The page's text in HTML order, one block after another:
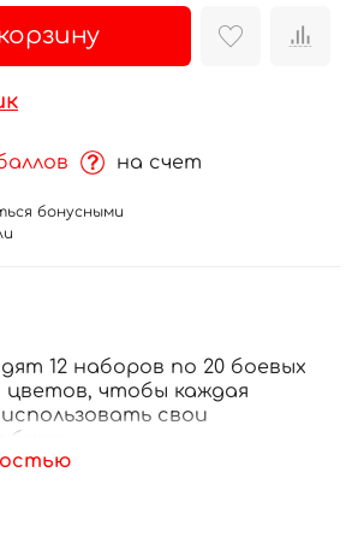
на счет
бонусными
12 наборов по 20 боевых
цветов, чтобы каждая
свои